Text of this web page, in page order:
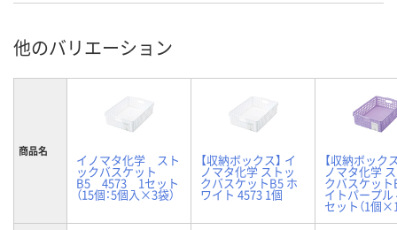
他のバリエーション
商品名
イノマタ化学 スト
ックバスケット
B5 4573 1セット
（15個：5個入×3袋）
【収納ボックス】 イ
ノマタ化学 ストッ
クバスケットB5 ホ
ワイト 4573 1個
【収納ボック
ノマタ化学
クバスケット
イトパープル
セット（1個